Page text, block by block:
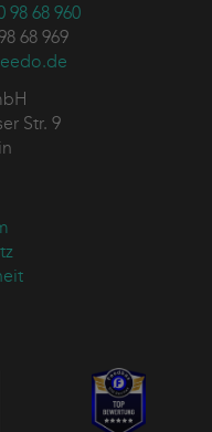
98 68 960
68 969
Str. 9